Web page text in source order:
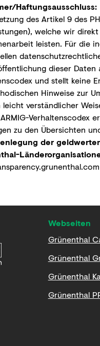
Haftungsausschluss:
des Artikel 9 des
welche wir
leisten. Für die
dieser
und stellt keine
Hinweise zur
leicht verständlicher
Verhaltenscodex
zu den Übersichten
der
Webseiten
Grünenthal
Grünenthal
Grünenthal
Grünenthal